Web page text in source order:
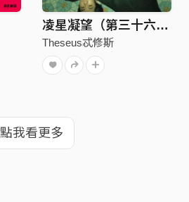
凌星凝望（第三十六屆政大金旋獎主題曲）
Theseus忒修斯
點我看更多